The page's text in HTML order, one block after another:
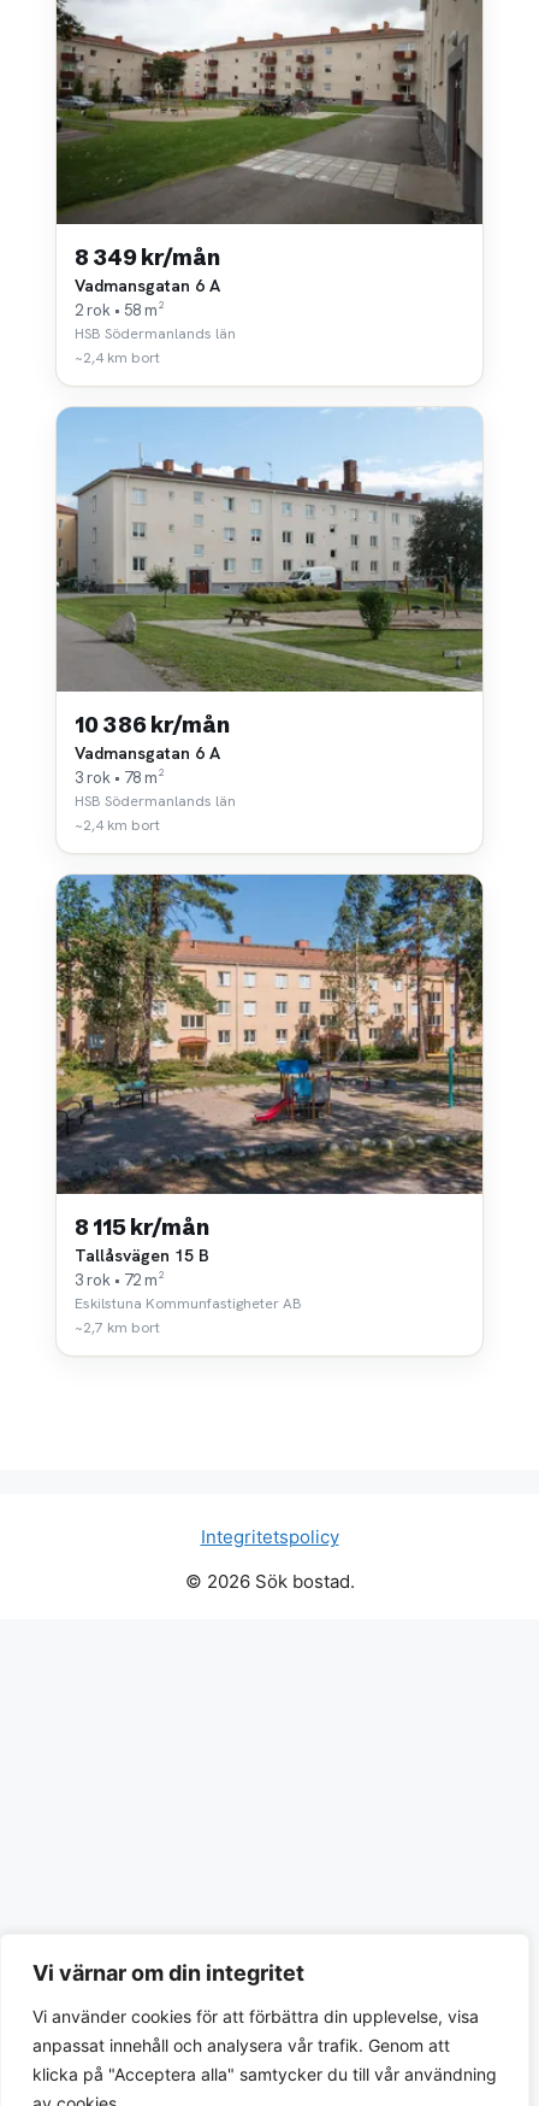
Vi värnar om din integritet
Vi använder cookies för att förbättra din upplevelse, visa
anpassat innehåll och analysera vår trafik. Genom att
klicka på "Acceptera alla" samtycker du till vår användning
8 349 kr/mån
Vadmansgatan 6 A
2 rok • 58 m²
HSB Södermanlands län
~2,4 km bort
10 386 kr/mån
Vadmansgatan 6 A
3 rok • 78 m²
HSB Södermanlands län
~2,4 km bort
8 115 kr/mån
Tallåsvägen 15 B
3 rok • 72 m²
Eskilstuna Kommunfastigheter AB
~2,7 km bort
Integritetspolicy
© 2026 Sök bostad.